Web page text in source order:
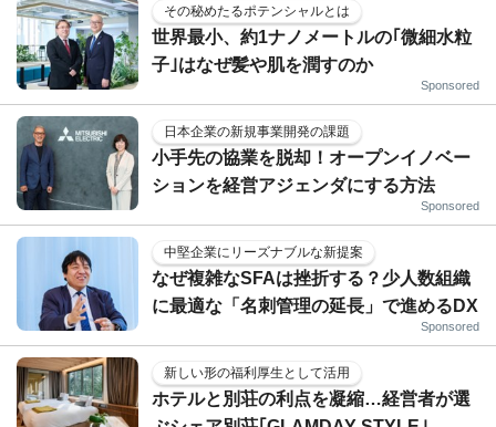
その秘めたるポテンシャルとは
世界最小、約1ナノメートルの｢微細水粒
子｣はなぜ髪や肌を潤すのか
Sponsored
日本企業の新規事業開発の課題
小手先の協業を脱却！オープンイノベー
ションを経営アジェンダにする方法
Sponsored
中堅企業にリーズナブルな新提案
なぜ複雑なSFAは挫折する？少人数組織
に最適な「名刺管理の延長」で進めるDX
Sponsored
新しい形の福利厚生として活用
ホテルと別荘の利点を凝縮…経営者が選